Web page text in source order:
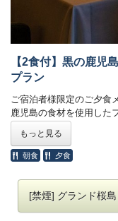
■添寝つきましては、ベ
（税込・食事代別）
添寝施設使用料：
朝食代：小学生
※添寝のお子様がいらっ
■複数部屋をご予約の際
■ホテル敷地内駐車場 料
普通車：1,300円（※2泊
【2食付】黒の鹿
プラン
ご宿泊者様限定のご夕食
鹿児島の食材を使用した
■ご夕食
ルシエル 黒の鹿児島「
※仕入れ状況により食
ご希望の夕食時間を下
もっと見る
朝食 夕食
[禁煙] グランド桜